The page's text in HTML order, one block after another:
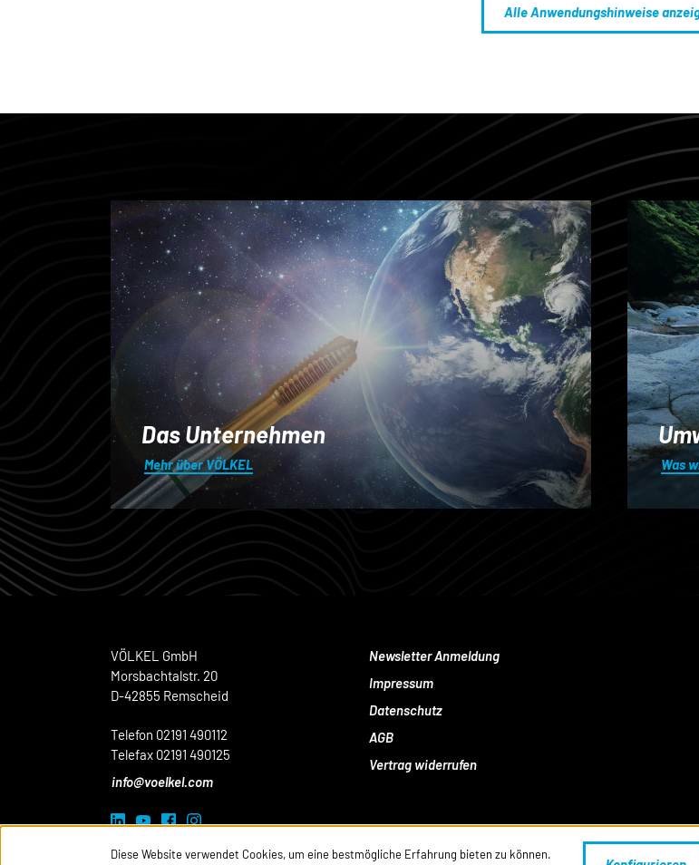
Alle Anwendungshinweise
Das Unternehmen
Mehr über VÖLKEL Was
VÖLKEL GmbH
Morsbachtalstr. 20
D-42855 Remscheid
Telefon 02191 490112
Telefax 02191 490125
info@voelkel.com
Newsletter Anmeldung
Impressum
Datenschutz
AGB
Vertrag widerrufen
Diese Website verwendet Cookies, um eine bestmögliche Erfahrung bieten zu können.